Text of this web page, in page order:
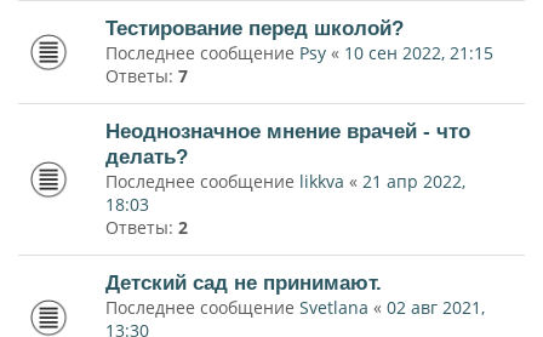
Тестирование перед школой?
Последнее сообщение Psy « 10 сен 2022, 21:15
Ответы: 7
Неоднозначное мнение врачей - что
делать?
Последнее сообщение likkva « 21 апр 2022,
18:03
Ответы: 2
Детский сад не принимают.
Последнее сообщение Svetlana « 02 авг 2021,
13:30